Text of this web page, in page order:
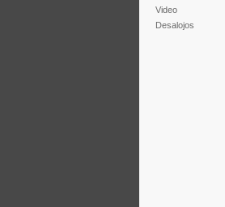
Video
Desalojos